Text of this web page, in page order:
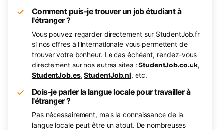
Comment puis-je trouver un job étudiant à
l'étranger ?
Vous pouvez regarder directement sur StudentJob.fr
si nos offres à l’internationale vous permettent de
trouver votre bonheur. Le cas échéant, rendez-vous
directement sur nos autres sites :StudentJob.co.uk,
StudentJob.es,StudentJob.nl, etc.
Dois-je parler la langue locale pour travailler à
l'étranger ?
Pas nécessairement, mais la connaissance de la
langue locale peut être un atout. De nombreuses